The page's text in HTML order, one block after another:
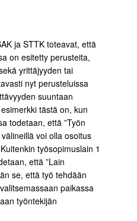
ja STTK toteavat, että
on esitetty perusteita,
yrittäjyyden tai
nyt perusteluissa
suuntaan
tästä on, kun
todetaan, että ”Työn
voi olla osoitus
työsopimuslain 1
että ”Lain
se, että työ tehdään
paikassa
työntekijän